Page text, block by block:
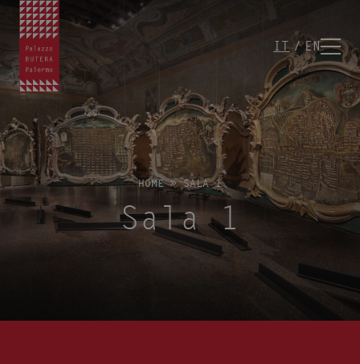
IT EN
HOME»SALA 1
Sala 1